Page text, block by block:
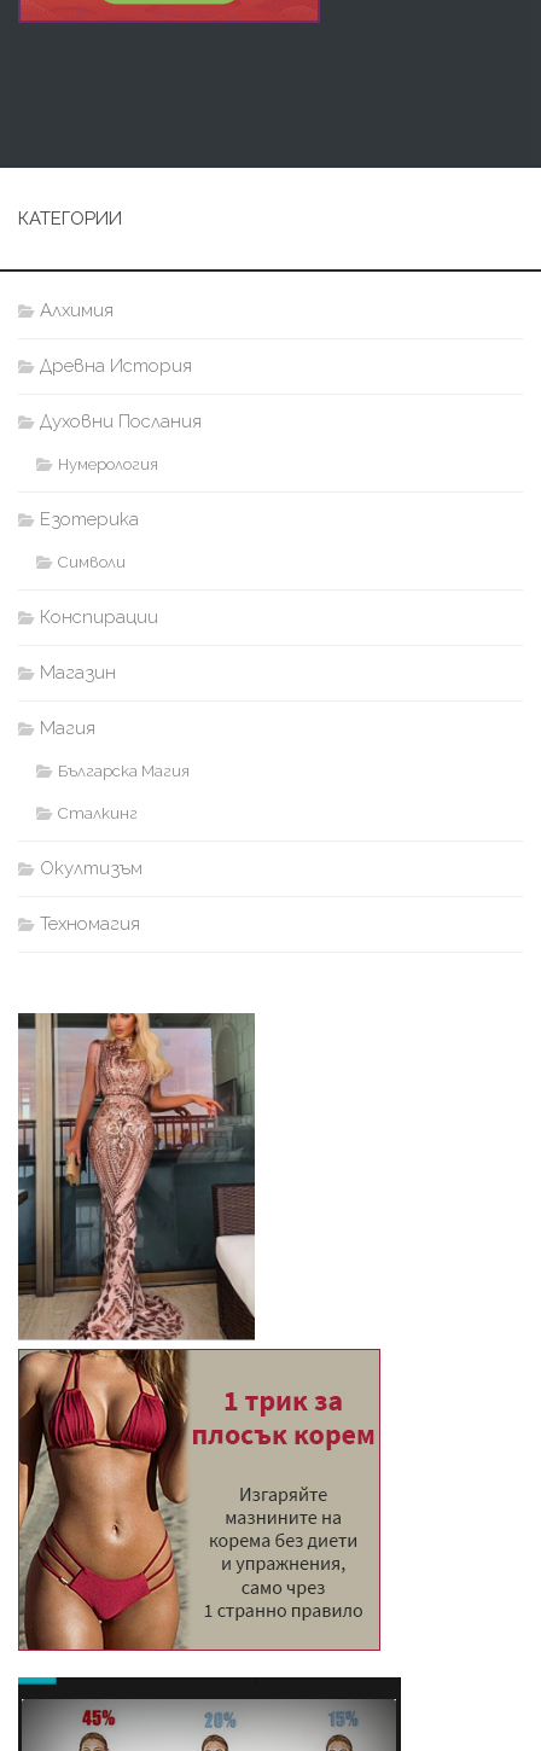
КАТЕГОРИИ
Алхимия
Древна История
Духовни Послания
Нумерология
Езотерика
Символи
Конспирации
Магазин
Магия
Българска Магия
Сталкинг
Окултизъм
Техномагия